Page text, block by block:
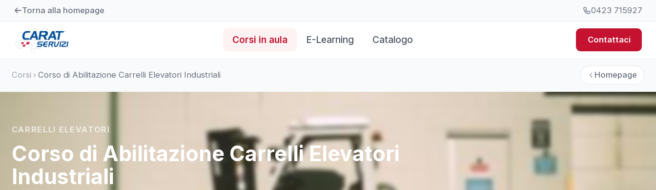
Torna alla homepage 0423 715927
Corsi in aula E-Learning Catalogo Contattaci
Corsi Corso di Abilitazione Carrelli Elevatori Industriali Homepage
CARRELLI ELEVATORI
Corso di Abilitazione Carrelli Elevatori
Industriali